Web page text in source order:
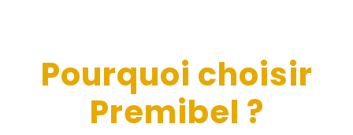
Pourquoi choisir
Premibel ?